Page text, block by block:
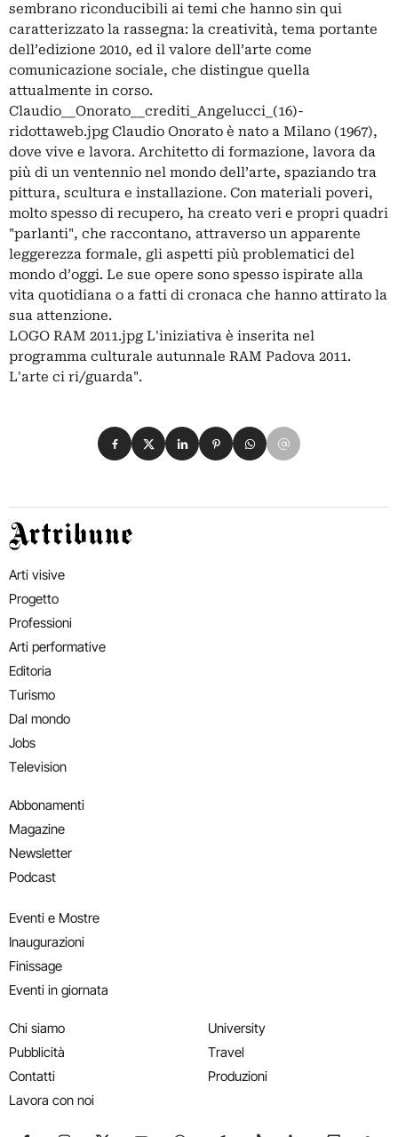
sembrano riconducibili ai temi che hanno sin qui
caratterizzato la rassegna: la creatività, tema portante
dell’edizione 2010, ed il valore dell’arte come
comunicazione sociale, che distingue quella
attualmente in corso.
Claudio__Onorato__crediti_Angelucci_(16)-
ridottaweb.jpg Claudio Onorato è nato a Milano (1967),
dove vive e lavora. Architetto di formazione, lavora da
più di un ventennio nel mondo dell’arte, spaziando tra
pittura, scultura e installazione. Con materiali poveri,
molto spesso di recupero, ha creato veri e propri quadri
"parlanti", che raccontano, attraverso un apparente
leggerezza formale, gli aspetti più problematici del
mondo d’oggi. Le sue opere sono spesso ispirate alla
vita quotidiana o a fatti di cronaca che hanno attirato la
sua attenzione.
LOGO RAM 2011.jpg L'iniziativa è inserita nel
programma culturale autunnale RAM Padova 2011.
L'arte ci ri/guarda".
Condividi su Facebook
Condividi su X
Condividi su LinkedIn
Condividi su Pinterest
Condividi su WhatsApp
Condividi su Email
Artribune
Arti visive
Progetto
Professioni
Arti performative
Editoria
Turismo
Dal mondo
Jobs
Television
Abbonamenti
Magazine
Newsletter
Podcast
Eventi e Mostre
Inaugurazioni
Finissage
Eventi in giornata
Chi siamo
Pubblicità
Contatti
Lavora con noi
University
Travel
Produzioni